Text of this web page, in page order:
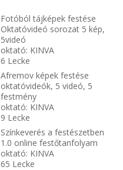
Fotóból tájképek festése
Oktatóvideó sorozat 5 kép,
5videó
oktató: KINVA
6 Lecke
Afremov képek festése
oktatóvideók, 5 videó, 5
festmény
oktató: KINVA
9 Lecke
Színkeverés a festészetben
1.0 online festőtanfolyam
oktató: KINVA
65 Lecke